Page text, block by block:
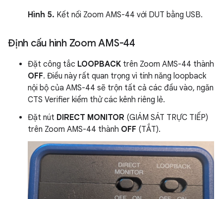
Hình 5. Kết nối Zoom AMS-44 với DUT bằng USB.
Định cấu hình Zoom AMS-44
Đặt công tắc LOOPBACK trên Zoom AMS-44 thành
OFF. Điều này rất quan trọng vì tính năng loopback
nội bộ của AMS-44 sẽ trộn tất cả các đầu vào, ngăn
CTS Verifier kiểm thử các kênh riêng lẻ.
Đặt nút DIRECT MONITOR (GIÁM SÁT TRỰC TIẾP)
trên Zoom AMS-44 thành OFF (TẮT).